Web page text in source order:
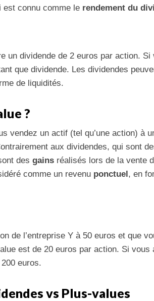
est connu comme le rendement du
un dividende de 2 euros par action.
que dividende. Les dividendes
de liquidités.
?
vendez un actif (tel qu’une action) à
aux dividendes, qui sont
des gains réalisés lors de la vente
comme un revenu ponctuel, en
de l’entreprise Y à 50 euros et que
est de 20 euros par action. Si vous
euros.
vs Plus-values